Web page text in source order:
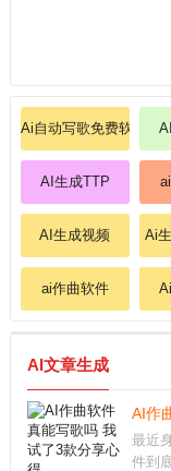
Ai自动写歌免费软件
AI生成TTP
AI生成视频 Ai
ai作曲软件
AI文章生成
AI作
最近
件到